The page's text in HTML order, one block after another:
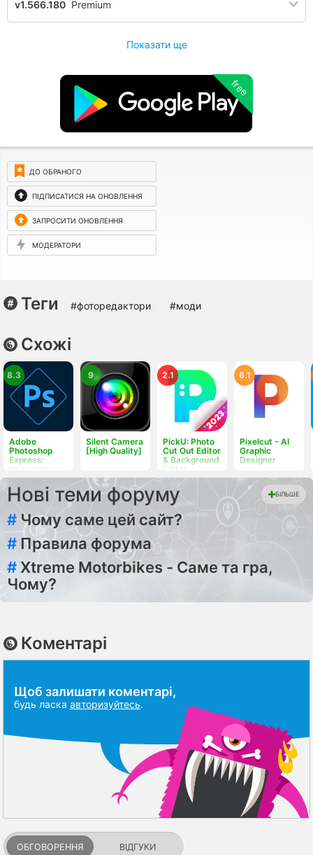
v1.566.180 Premium
Показати ще
free
ДО ОБРАНОГО
ПІДПИСАТИСЯ НА ОНОВЛЕННЯ
ЗАПРОСИТИ ОНОВЛЕННЯ
МОДЕРАТОРИ
Теги #фоторедактори #моди
Схожі
Adobe
Photoshop
Express:
редактор
фото та
колажів
8.3
Silent Camera
[High Quality]
9
PickU: Photo
Cut Out Editor
& Background
Editor
2.1
Pixelcut - AI
Graphic
Designer
6.1
Нові теми форуму БІЛЬШЕ
# Чому саме цей сайт?
# Правила форума
# Xtreme Motorbikes - Саме та гра,
Чому?
Коментарі
Щоб залишати коментарі,
будь ласка авторизуйтесь.
ОБГОВОРЕННЯ ВІДГУКИ